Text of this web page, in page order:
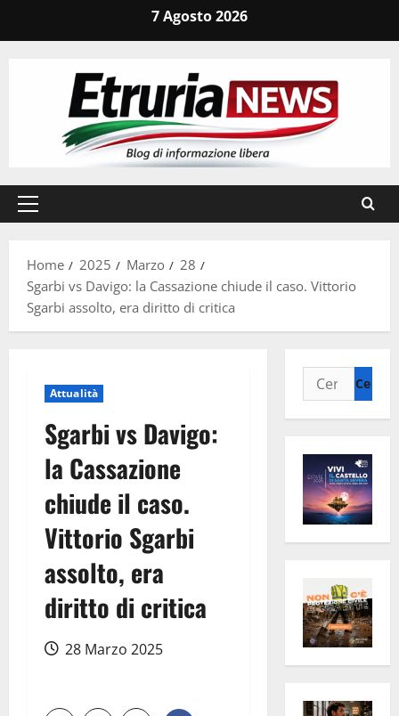
7 Agosto 2026
Menu
Home
2025 Marzo
28
Sgarbi vs Davigo: la Cassazione chiude il caso. Vittorio
Sgarbi assolto, era diritto di critica
Attualità
Sgarbi vs Davigo:
la Cassazione
chiude il caso.
Vittorio Sgarbi
assolto, era
diritto di critica
28 Marzo 2025
Ricerca
per: